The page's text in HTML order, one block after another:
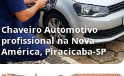
Chaveiro Automotivo
profissional na Nova
América, Piracicaba‑SP